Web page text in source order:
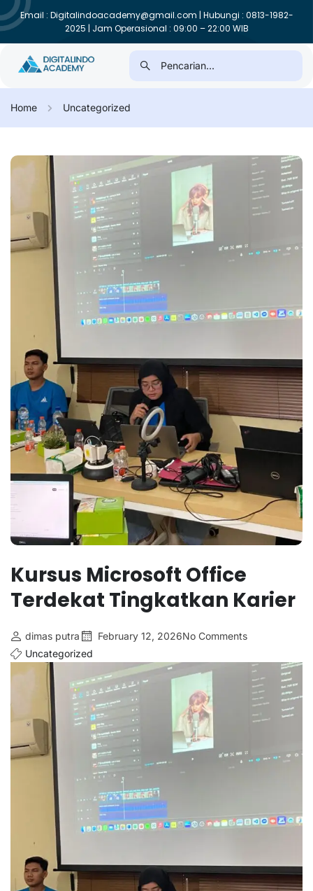
Email : Digitalindoacademy@gmail.com | Hubungi : 0813-1982-
2025 | Jam Operasional : 09:00 – 22:00 WIB
Home Uncategorized
Kursus Microsoft Office
Terdekat Tingkatkan Karier
dimas putra February 12, 2026No Comments
Uncategorized